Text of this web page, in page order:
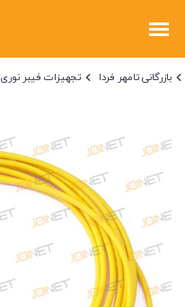
بازرگانی تامهر فردا تجهیزات فیبر نوری